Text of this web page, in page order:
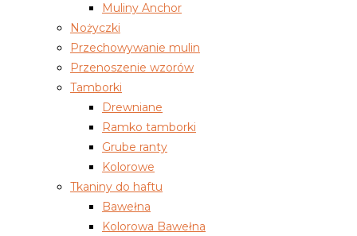
Muliny Anchor
Nożyczki
Przechowywanie mulin
Przenoszenie wzorów
Tamborki
Drewniane
Ramko tamborki
Grube ranty
Kolorowe
Tkaniny do haftu
Bawełna
Kolorowa Bawełna